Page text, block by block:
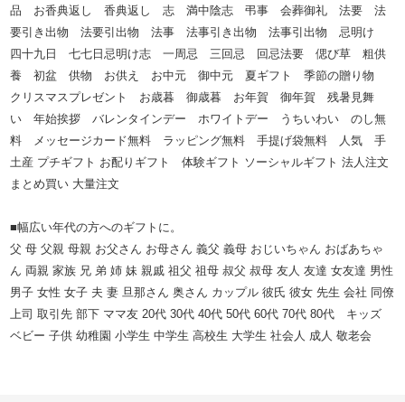
品 お香典返し 香典返し 志 満中陰志 弔事 会葬御礼 法要 法
要引き出物 法要引出物 法事 法事引き出物 法事引出物 忌明け
四十九日 七七日忌明け志 一周忌 三回忌 回忌法要 偲び草 粗供
養 初盆 供物 お供え お中元 御中元 夏ギフト 季節の贈り物
クリスマスプレゼント お歳暮 御歳暮 お年賀 御年賀 残暑見舞
い 年始挨拶 バレンタインデー ホワイトデー うちいわい のし無
料 メッセージカード無料 ラッピング無料 手提げ袋無料 人気 手
土産 プチギフト お配りギフト 体験ギフト ソーシャルギフト 法人注文
まとめ買い 大量注文
■幅広い年代の方へのギフトに。
父 母 父親 母親 お父さん お母さん 義父 義母 おじいちゃん おばあちゃ
ん 両親 家族 兄 弟 姉 妹 親戚 祖父 祖母 叔父 叔母 友人 友達 女友達 男性
男子 女性 女子 夫 妻 旦那さん 奥さん カップル 彼氏 彼女 先生 会社 同僚
上司 取引先 部下 ママ友 20代 30代 40代 50代 60代 70代 80代 キッズ
ベビー 子供 幼稚園 小学生 中学生 高校生 大学生 社会人 成人 敬老会